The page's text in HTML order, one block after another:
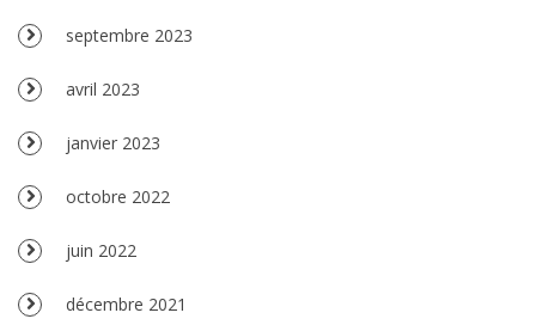
septembre 2023
avril 2023
janvier 2023
octobre 2022
juin 2022
décembre 2021